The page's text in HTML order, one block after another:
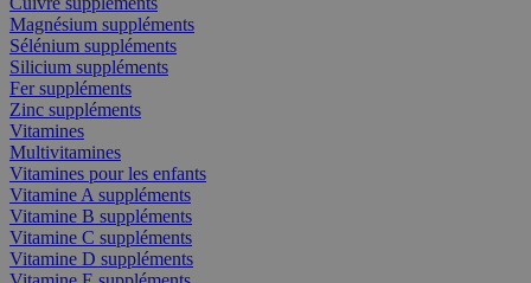
Magnésium suppléments
Sélénium suppléments
Silicium suppléments
Fer suppléments
Zinc suppléments
Vitamines
Multivitamines
Vitamines pour les enfants
Vitamine A suppléments
Vitamine B suppléments
Vitamine C suppléments
Vitamine D suppléments